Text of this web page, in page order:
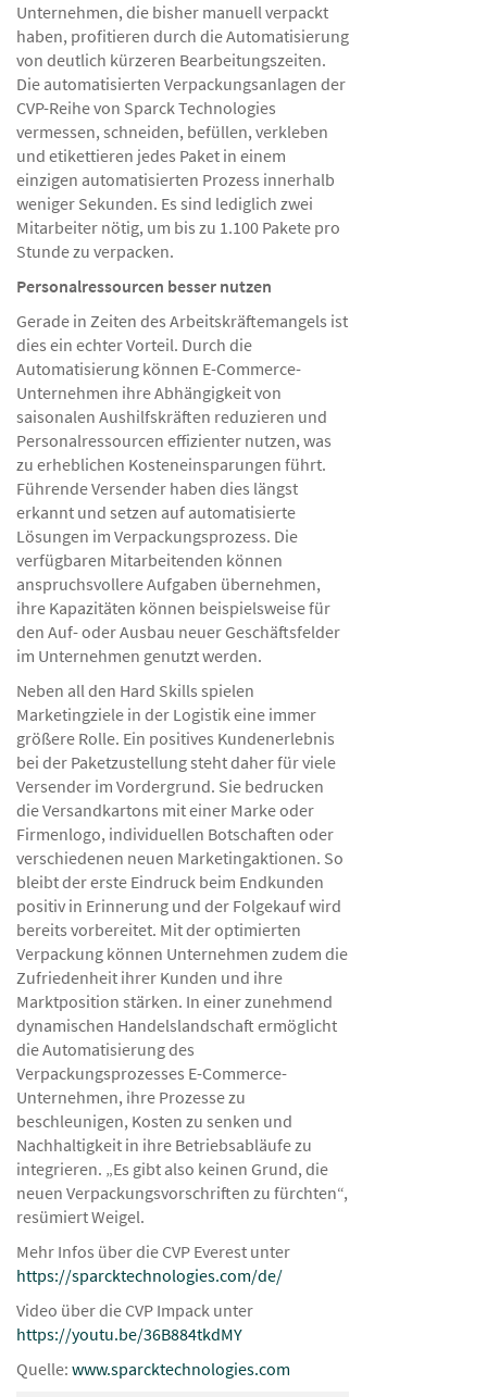
Unternehmen, die bisher manuell verpackt
haben, profitieren durch die Automatisierung
von deutlich kürzeren Bearbeitungszeiten.
Die automatisierten Verpackungsanlagen der
CVP-Reihe von Sparck Technologies
vermessen, schneiden, befüllen, verkleben
und etikettieren jedes Paket in einem
einzigen automatisierten Prozess innerhalb
weniger Sekunden. Es sind lediglich zwei
Mitarbeiter nötig, um bis zu 1.100 Pakete pro
Stunde zu verpacken.
Personalressourcen besser nutzen
Gerade in Zeiten des Arbeitskräftemangels ist
dies ein echter Vorteil. Durch die
Automatisierung können E-Commerce-
Unternehmen ihre Abhängigkeit von
saisonalen Aushilfskräften reduzieren und
Personalressourcen effizienter nutzen, was
zu erheblichen Kosteneinsparungen führt.
Führende Versender haben dies längst
erkannt und setzen auf automatisierte
Lösungen im Verpackungsprozess. Die
verfügbaren Mitarbeitenden können
anspruchsvollere Aufgaben übernehmen,
ihre Kapazitäten können beispielsweise für
den Auf- oder Ausbau neuer Geschäftsfelder
im Unternehmen genutzt werden.
Neben all den Hard Skills spielen
Marketingziele in der Logistik eine immer
größere Rolle. Ein positives Kundenerlebnis
bei der Paketzustellung steht daher für viele
Versender im Vordergrund. Sie bedrucken
die Versandkartons mit einer Marke oder
Firmenlogo, individuellen Botschaften oder
verschiedenen neuen Marketingaktionen. So
bleibt der erste Eindruck beim Endkunden
positiv in Erinnerung und der Folgekauf wird
bereits vorbereitet. Mit der optimierten
Verpackung können Unternehmen zudem die
Zufriedenheit ihrer Kunden und ihre
Marktposition stärken. In einer zunehmend
dynamischen Handelslandschaft ermöglicht
die Automatisierung des
Verpackungsprozesses E-Commerce-
Unternehmen, ihre Prozesse zu
beschleunigen, Kosten zu senken und
Nachhaltigkeit in ihre Betriebsabläufe zu
integrieren. „Es gibt also keinen Grund, die
neuen Verpackungsvorschriften zu fürchten“,
resümiert Weigel.
Mehr Infos über die CVP Everest unter
https://sparcktechnologies.com/de/
Video über die CVP Impack unter
https://youtu.be/36B884tkdMY
Quelle: www.sparcktechnologies.com